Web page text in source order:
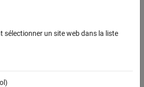
sélectionner un site web dans la liste